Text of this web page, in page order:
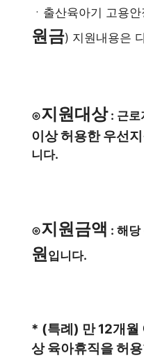
ㆍ출산육아기 고용
원금) 지원내용은
⊙지원대상: 근로
이상 허용한 우선
니다.
⊙지원금액 : 해당
원입니다.
* (특례) 만 12개월
상 육아휴직을 허